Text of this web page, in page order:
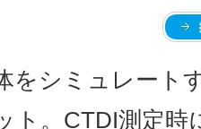
をシミュレート
ト。CTDI測定時